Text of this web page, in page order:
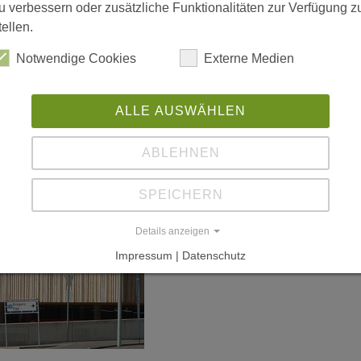
verbessern oder zusätzliche Funktionalitäten zur Verfügung
Notwendige Cookies Externe Medien
ALLE AUSWÄHLEN
ABLEHNEN
SPEICHERN
Details anzeigen
Impressum | Datenschutz